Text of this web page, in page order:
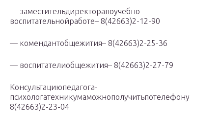
— заместительдиректорапоучебно-
воспитательнойработе– 8(42663)2-12-90
— комендантобщежития– 8(42663)2-25-36
— воспитателиобщежития– 8(42663)2-27-79
Консультациюпедагога-
психологатехникумаможнополучитьпотелефону
8(42663)2-23-04